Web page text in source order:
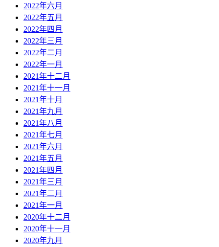
2022年六月
2022年五月
2022年四月
2022年三月
2022年二月
2022年一月
2021年十二月
2021年十一月
2021年十月
2021年九月
2021年八月
2021年七月
2021年六月
2021年五月
2021年四月
2021年三月
2021年二月
2021年一月
2020年十二月
2020年十一月
2020年九月